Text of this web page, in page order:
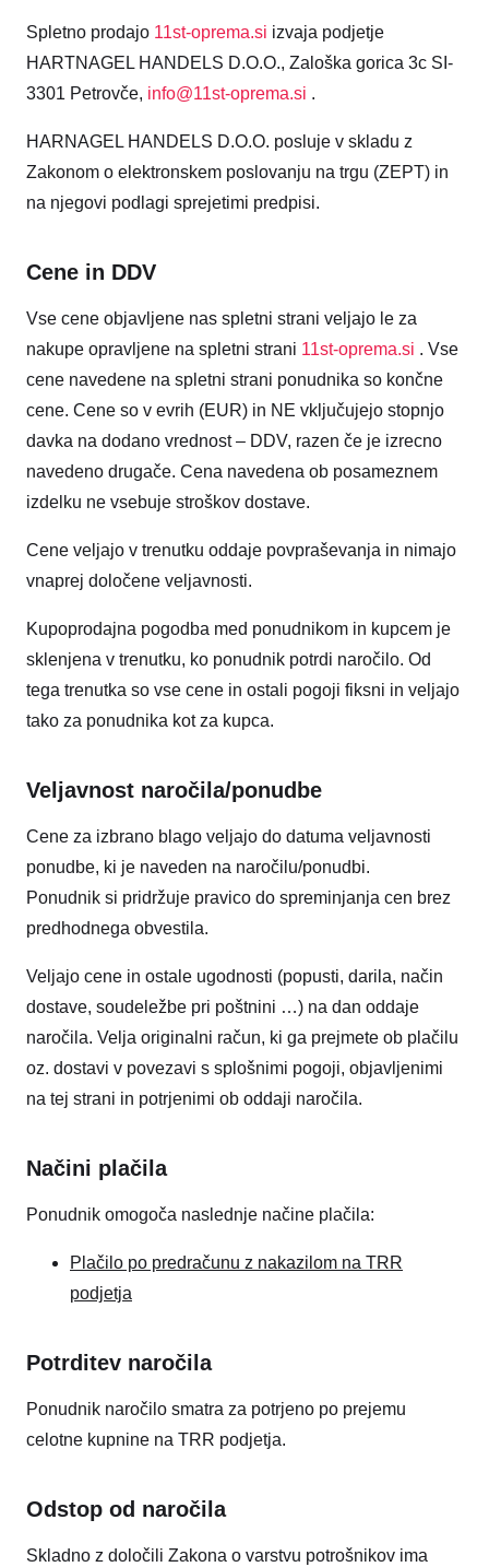
Spletno prodajo 11st-oprema.si izvaja podjetje
HARTNAGEL HANDELS D.O.O., Zaloška gorica 3c SI-
3301 Petrovče, info@11st-oprema.si .
HARNAGEL HANDELS D.O.O. posluje v skladu z
Zakonom o elektronskem poslovanju na trgu (ZEPT) in
na njegovi podlagi sprejetimi predpisi.
Cene in DDV
Vse cene objavljene nas spletni strani veljajo le za
nakupe opravljene na spletni strani 11st-oprema.si . Vse
cene navedene na spletni strani ponudnika so končne
cene. Cene so v evrih (EUR) in NE vključujejo stopnjo
davka na dodano vrednost – DDV, razen če je izrecno
navedeno drugače. Cena navedena ob posameznem
izdelku ne vsebuje stroškov dostave.
Cene veljajo v trenutku oddaje povpraševanja in nimajo
vnaprej določene veljavnosti.
Kupoprodajna pogodba med ponudnikom in kupcem je
sklenjena v trenutku, ko ponudnik potrdi naročilo. Od
tega trenutka so vse cene in ostali pogoji fiksni in veljajo
tako za ponudnika kot za kupca.
Veljavnost naročila/ponudbe
Cene za izbrano blago veljajo do datuma veljavnosti
ponudbe, ki je naveden na naročilu/ponudbi.
Ponudnik si pridržuje pravico do spreminjanja cen brez
predhodnega obvestila.
Veljajo cene in ostale ugodnosti (popusti, darila, način
dostave, soudeležbe pri poštnini …) na dan oddaje
naročila. Velja originalni račun, ki ga prejmete ob plačilu
oz. dostavi v povezavi s splošnimi pogoji, objavljenimi
na tej strani in potrjenimi ob oddaji naročila.
Načini plačila
Ponudnik omogoča naslednje načine plačila:
Plačilo po predračunu z nakazilom na TRR
podjetja
Potrditev naročila
Ponudnik naročilo smatra za potrjeno po prejemu
celotne kupnine na TRR podjetja.
Odstop od naročila
Skladno z določili Zakona o varstvu potrošnikov ima